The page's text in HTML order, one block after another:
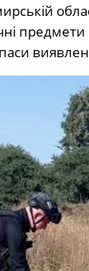
предмети